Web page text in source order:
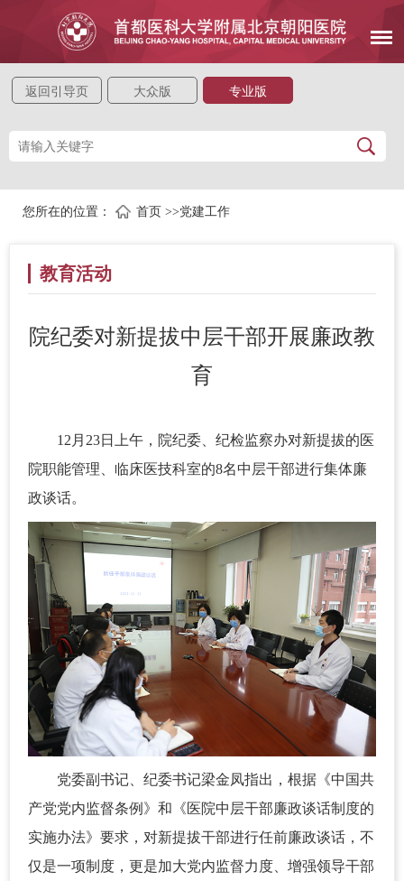
返回引导页 大众版 专业版
您所在的位置： 首页 >>党建工作
教育活动
院纪委对新提拔中层干部开展廉政教
育
12月23日上午，院纪委、纪检监察办对新提拔的医
院职能管理、临床医技科室的8名中层干部进行集体廉
政谈话。
党委副书记、纪委书记梁金凤指出，根据《中国共
产党党内监督条例》和《医院中层干部廉政谈话制度的
实施办法》要求，对新提拔干部进行任前廉政谈话，不
仅是一项制度，更是加大党内监督力度、增强领导干部